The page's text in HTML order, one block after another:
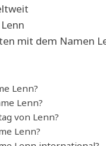
mit dem Namen
Lenn?
Lenn?
von Lenn?
Lenn?